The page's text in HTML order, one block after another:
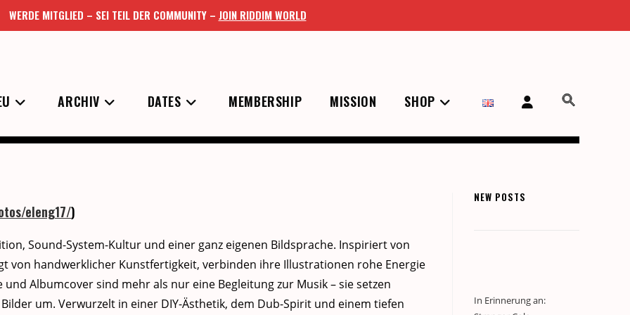
WERDE MITGLIED – SEI TEIL DER COMMUNITY – JOIN RIDDIM WORLD
ARCHIV DATES MEMBERSHIP MISSION SHOP
eleng17/)
Sound-Sys­tem-Kul­tur und ein­er ganz eige­nen Bild­sprache. Inspiri­ert von
von handw­erk­lich­er Kun­st­fer­tigkeit, verbinden ihre Illus­tra­tio­nen rohe Energie
Album­cov­er sind mehr als nur eine Begleitung zur Musik – sie set­zen
um. Ver­wurzelt in ein­er DIY-Ästhetik, dem Dub-Spir­it und einem tiefen
NEW POSTS
In Erinnerung an: